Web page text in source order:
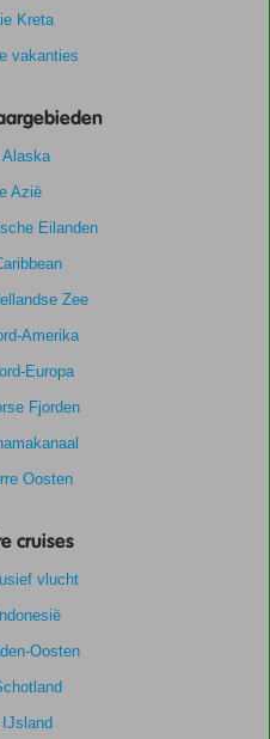
Kreta
vakanties
Alaska
Azië
Eilanden
Zee
Amerika
Europa
Fjorden
Oosten
cruises
vlucht
Oosten